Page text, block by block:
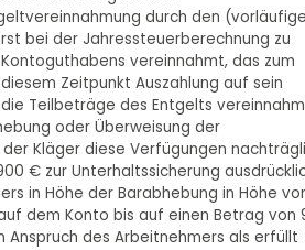
durch den
bei der Jahressteuerberechnung zu
vereinnahmt, das zum
Zeitpunkt Auszahlung auf sein
Teilbeträge des Entgelts
oder Überweisung der
Kläger diese Verfügungen
€ zur Unterhaltssicherung
in Höhe der Barabhebung in Höhe
dem Konto bis auf einen Betrag von
des Arbeitnehmers als erfüllt